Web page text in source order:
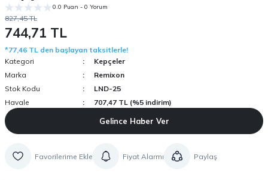
0.0 Puan - 0 Yorum
827,45 TL
744,71 TL
*77,46 TL den başlayan taksitlerle!
Kategori
Kepçeler
Marka
Remixon
Stok Kodu
LND-25
Havale
707,47 TL (%5 indirim)
Gelince Haber Ver
Fiyat Alarmı Paylaş